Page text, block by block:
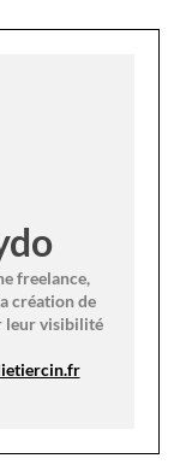
freelance,
création de
leur visibilité